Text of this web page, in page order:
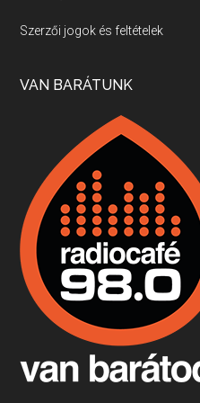
Villány, kékfrankos,
Apr 17, 2026 • 00:35:38
Boston, teadélután,
Apr 9, 2026 • 00:37:17
Fermentáljunk, a
Apr 3, 2026 • 00:36:07
Szerzői jogok és feltételek
VAN BARÁTUNK